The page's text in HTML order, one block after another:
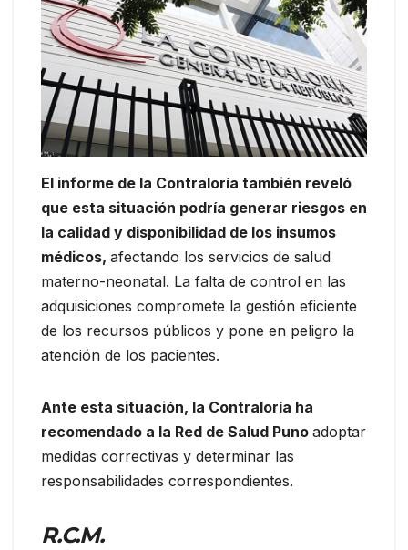
El informe de la Contraloría también reveló
que esta situación podría generar riesgos en
la calidad y disponibilidad de los insumos
médicos, afectando los servicios de salud
materno-neonatal. La falta de control en las
adquisiciones compromete la gestión eficiente
de los recursos públicos y pone en peligro la
atención de los pacientes.
Ante esta situación, la Contraloría ha
recomendado a la Red de Salud Puno adoptar
medidas correctivas y determinar las
responsabilidades correspondientes.
R.C.M.